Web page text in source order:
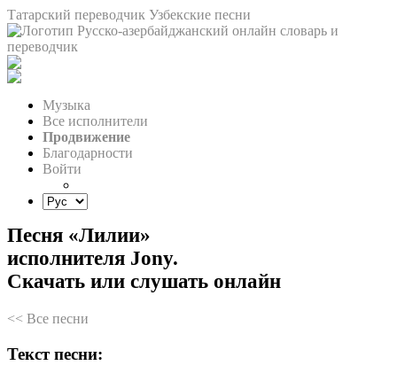
Татарский переводчик Узбекские песни
Музыка
Все исполнители
Продвижение
Благодарности
Войти
Песня «Лилии»
исполнителя Jony.
Скачать или слушать онлайн
<< Все песни
Текст песни: